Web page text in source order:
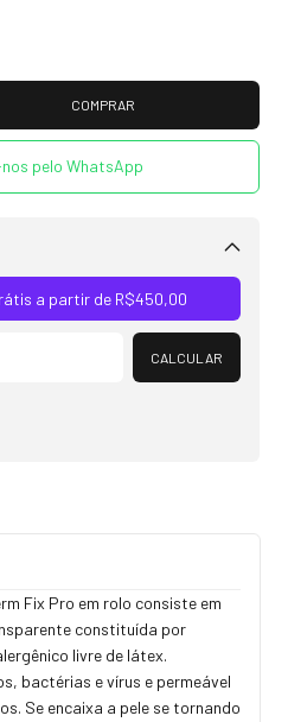
pelo WhatsApp
a partir de R$450,00
CALCULAR
Fix Pro em rolo consiste em
constituída por
livre de látex.
bactérias e vírus e permeável
Se encaixa a pele se tornando